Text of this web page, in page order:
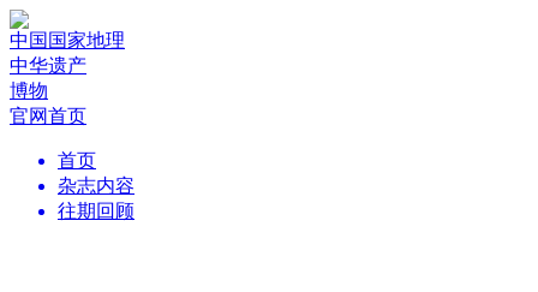
中国国家地理
中华遗产
博物
官网首页
首页
杂志内容
往期回顾